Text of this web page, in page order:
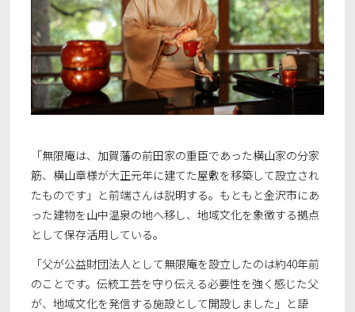
お問い合わせ
「無限庵は、加賀藩の前田家の重臣であった横山家の分家
筋、横山章様が大正元年に建てた屋敷を移築して設立され
たものです」と前端さんは説明する。もともと金沢市にあ
った建物を山中温泉の地へ移し、地域文化を象徴する拠点
として保存活用している。
「父が公益財団法人として無限庵を設立したのは約40年前
のことです。伝統工芸を守り伝える必要性を強く感じた父
が、地域文化を発信する施設として開設しました」と語